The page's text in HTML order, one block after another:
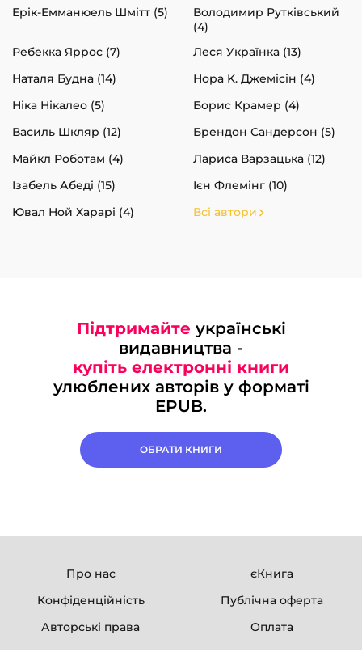
Ерік-Емманюель Шмітт (5)
Володимир Рутківський
(4)
Ребекка Яррос (7)
Леся Українка (13)
Наталя Будна (14)
Нора K. Джемісін (4)
Ніка Нікалео (5)
Борис Крамер (4)
Василь Шкляр (12)
Брендон Сандерсон (5)
Майкл Роботам (4)
Лариса Варзацька (12)
Ізабель Абеді (15)
Ієн Флемінг (10)
Ювал Ной Харарі (4)
Всі автори
Підтримайте українські
видавництва -
купіть електронні книги
улюблених авторів у форматі
EPUB.
ОБРАТИ КНИГИ
Про нас
єКнига
Конфіденційність
Публічна оферта
Авторські права
Оплата